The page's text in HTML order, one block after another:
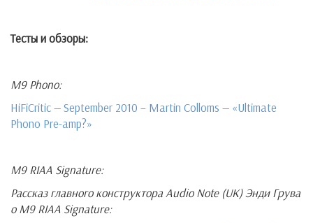
Тестыиобзоры:
M9 Phono:
HiFiCritic — September 2010 – Martin Colloms — «Ultimate
Phono Pre-amp?»
M9 RIAA Signature:
Рассказ главного конструктора Audio Note (UK) Энди Грува
о M9 RIAA Signature: